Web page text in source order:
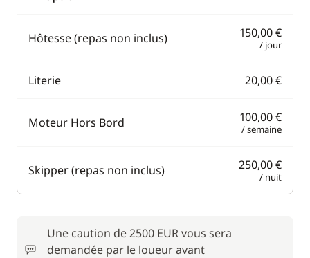
Hôtesse (repas non inclus) 150,00 €
/ jour
Literie 20,00 €
Moteur Hors Bord 100,00 €
/ semaine
Skipper (repas non inclus) 250,00 €
/ nuit
Une caution de 2500 EUR vous sera
demandée par le loueur avant